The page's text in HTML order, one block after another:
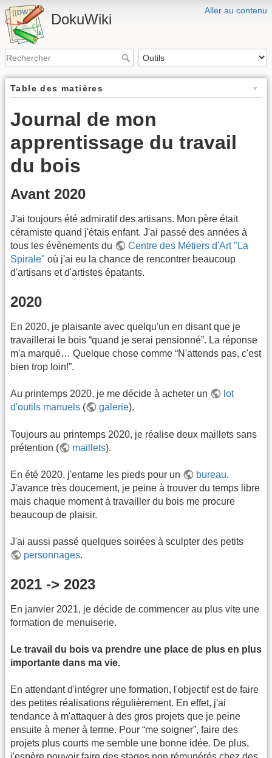
Aller au contenu
DokuWiki
Table des matières
Journal de mon
apprentissage du travail
du bois
Avant 2020
J'ai toujours été admiratif des artisans. Mon père était
céramiste quand j'étais enfant. J'ai passé des années à
tous les évènements du
Centre des Métiers d'Art "La
Spirale" où j'ai eu la chance de rencontrer beaucoup
d'artisans et d'artistes épatants.
2020
En 2020, je plaisante avec quelqu'un en disant que je
travaillerai le bois “quand je serai pensionné”. La réponse
m'a marqué… Quelque chose comme “N'attends pas, c'est
bien trop loin!”.
Au printemps 2020, je me décide à acheter un
lot
d'outils manuels ( galerie).
Toujours au printemps 2020, je réalise deux maillets sans
prétention (
maillets).
En été 2020, j'entame les pieds pour un bureau.
J'avance très doucement, je peine à trouver du temps libre
mais chaque moment à travailler du bois me procure
beaucoup de plaisir.
J'ai aussi passé quelques soirées à sculpter des petits
personnages.
2021 -> 2023
En janvier 2021, je décide de commencer au plus vite une
formation de menuiserie.
Le travail du bois va prendre une place de plus en plus
importante dans ma vie.
En attendant d'intégrer une formation, l'objectif est de faire
des petites réalisations régulièrement. En effet, j'ai
tendance à m'attaquer à des gros projets que je peine
ensuite à mener à terme. Pour “me soigner”, faire des
projets plus courts me semble une bonne idée. De plus,